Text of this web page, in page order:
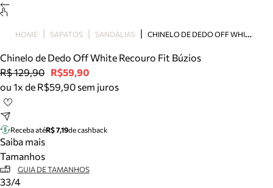
Bolsa
Tamanco
Tênis
Mule
Tire dúvidas sobre pedidos, devoluções e mais.
Meus pedidos
Acompanhe seus pedidos e solicite devoluções.
HOME SAPATOS SANDÁLIAS C
HINELO DE DEDO OFF WHITE RECOURO FIT BÚZIOS
Chinelo de Dedo Off White Recouro Fit Búzios
R$ 129,90 R$59,90
ou 1x de R$59,90 sem juros
Receba atéR$ 7,19de cashback
Saiba mais
Tamanhos
GUIA DE TAMANHOS
33/4